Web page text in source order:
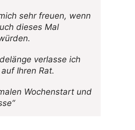
sehr freuen, wenn
dieses Mal
verlasse ich
Ihren Rat.
Wochen­start und